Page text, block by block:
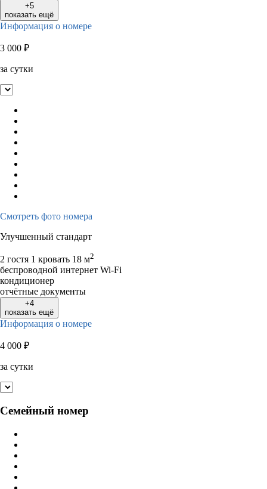
+5
показать ещё
Информация о номере
3 000 ₽
за сутки
Смотреть фото номера
Улучшенный стандарт
2 гостя 1 кровать 18 м2
беспроводной интернет Wi-Fi
кондиционер
отчётные документы
+4
показать ещё
Информация о номере
4 000 ₽
за сутки
Семейный номер